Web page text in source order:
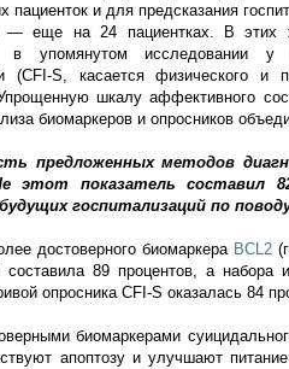
пациенток и для предсказания
— еще на 24 пациентках. В этих
в упомянутом исследовании
(CFI-S, касается физического и
шкалу аффективного
биомаркеров и опросников
предложенных методов
этот показатель составил
госпитализаций по
достоверного биомаркера BCL2
составила 89 процентов, а
опросника CFI-S оказалась 84
биомаркерами
апоптозу и улучшают